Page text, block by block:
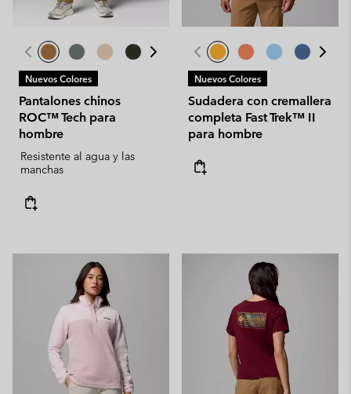
Nuevos Colores
Pantalones chinos
ROC™ Tech para
hombre
Resistente al agua y las
manchas
Nuevos Colores
Sudadera con cremallera
completa Fast Trek™ II
para hombre